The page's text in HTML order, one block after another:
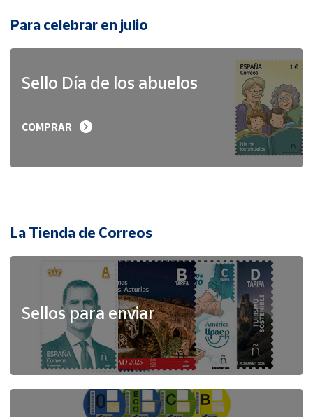
Para celebrar en julio
Sello Día de los abuelos
COMPRAR
La Tienda de Correos
Sellos para enviar